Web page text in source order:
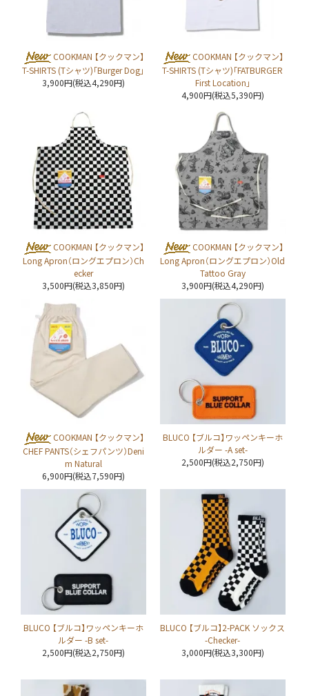
COOKMAN 【クックマン】
T-SHIRTS (Tシャツ)「Burger Dog」
3,900円(税込4,290円)
COOKMAN 【クックマン】
T-SHIRTS (Tシャツ)「FATBURGER
First Location」
4,900円(税込5,390円)
COOKMAN 【クックマン】
Long Apron（ロングエプロン）Ch
ecker
3,500円(税込3,850円)
COOKMAN 【クックマン】
Long Apron（ロングエプロン）Old
Tattoo Gray
3,900円(税込4,290円)
COOKMAN 【クックマン】
CHEF PANTS（シェフパンツ）Deni
m Natural
6,900円(税込7,590円)
BLUCO 【ブルコ】ワッペンキーホ
ルダー -A set-
2,500円(税込2,750円)
BLUCO 【ブルコ】ワッペンキーホ
ルダー -B set-
2,500円(税込2,750円)
BLUCO 【ブルコ】2-PACK ソックス
-Checker-
3,000円(税込3,300円)